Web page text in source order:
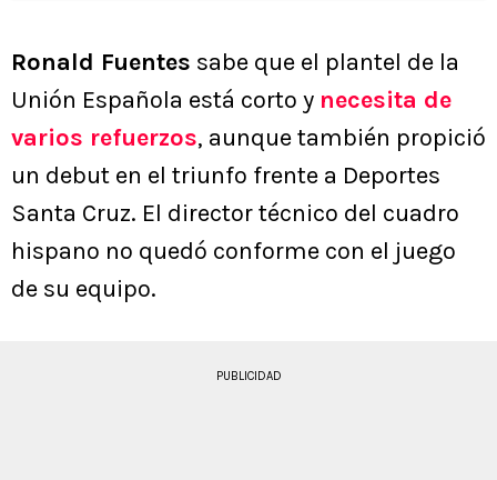
Ronald Fuentes sabe que el plantel de la
Unión Española está corto y necesita de
varios refuerzos, aunque también propició
un debut en el triunfo frente a Deportes
Santa Cruz. El director técnico del cuadro
hispano no quedó conforme con el juego
de su equipo.
PUBLICIDAD